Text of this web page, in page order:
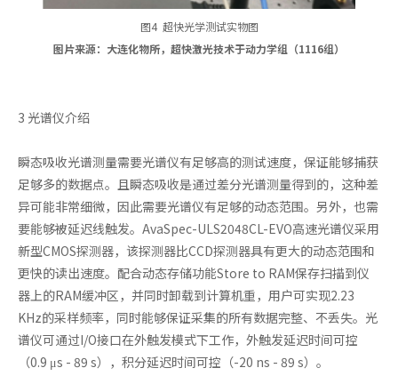
图4 超快光学测试实物图
图片来源：大连化物所，超快激光技术于动力学组（1116组）
3 光谱仪介绍
瞬态吸收光谱测量需要光谱仪有足够高的测试速度，保证能够捕获
足够多的数据点。且瞬态吸收是通过差分光谱测量得到的，这种差
异可能非常细微，因此需要光谱仪有足够的动态范围。另外，也需
要能够被延迟线触发。AvaSpec-ULS2048CL-EVO高速光谱仪采用
新型CMOS探测器，该探测器比CCD探测器具有更大的动态范围和
更快的读出速度。配合动态存储功能Store to RAM保存扫描到仪
器上的RAM缓冲区，并同时卸载到计算机重，用户可实现2.23
KHz的采样频率，同时能够保证采集的所有数据完整、不丢失。光
谱仪可通过I/O接口在外触发模式下工作，外触发延迟时间可控
（0.9 μs - 89 s），积分延迟时间可控（-20 ns - 89 s）。